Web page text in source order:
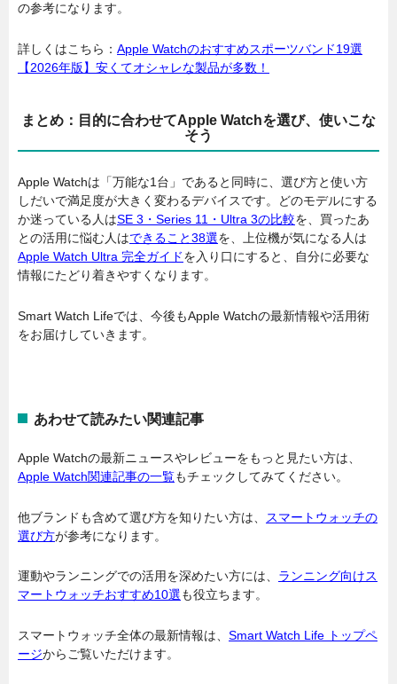
の参考になります。
詳しくはこちら： Apple Watchのおすすめスポーツバンド19選
【2026年版】安くてオシャレな製品が多数！
まとめ：目的に合わせてApple Watchを選び、使いこな
そう
Apple Watchは「万能な1台」であると同時に、選び方と使い方
しだいで満足度が大きく変わるデバイスです。どのモデルにする
か迷っている人はSE 3・Series 11・Ultra 3の比較を、買ったあ
との活用に悩む人はできること38選を、上位機が気になる人は
Apple Watch Ultra 完全ガイドを入り口にすると、自分に必要な
情報にたどり着きやすくなります。
Smart Watch Lifeでは、今後もApple Watchの最新情報や活用術
をお届けしていきます。
あわせて読みたい関連記事
Apple Watchの最新ニュースやレビューをもっと見たい方は、
Apple Watch関連記事の一覧もチェックしてみてください。
他ブランドも含めて選び方を知りたい方は、
スマートウォッチの
選び方が参考になります。
運動やランニングでの活用を深めたい方には、 ランニング向けス
マートウォッチおすすめ10選も役立ちます。
スマートウォッチ全体の最新情報は、 Smart Watch Life トップペ
ージからご覧いただけます。